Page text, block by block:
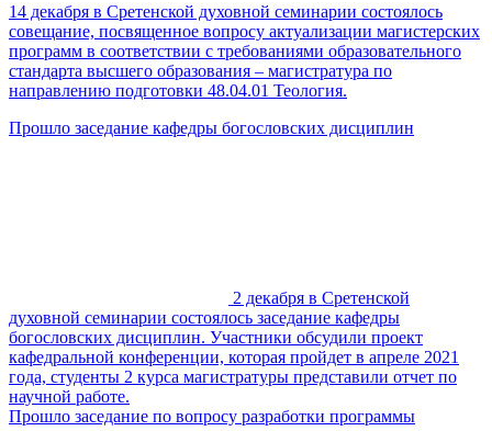
14 декабря в Сретенской духовной семинарии состоялось
совещание, посвященное вопросу актуализации магистерских
программ в соответствии с требованиями образовательного
стандарта высшего образования – магистратура по
направлению подготовки 48.04.01 Теология.
Прошло заседание кафедры богословских дисциплин
2 декабря в Сретенской
духовной семинарии состоялось заседание кафедры
богословских дисциплин. Участники обсудили проект
кафедральной конференции, которая пройдет в апреле 2021
года, студенты 2 курса магистратуры представили отчет по
научной работе.
Прошло заседание по вопросу разработки программы